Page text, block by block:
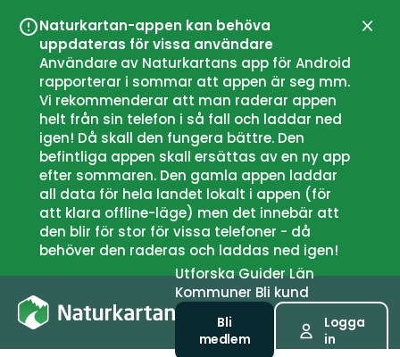
Naturkartan-appen kan behöva
uppdateras för vissa användare
Användare av Naturkartans app för Android
rapporterar i sommar att appen är seg mm.
Vi rekommenderar att man raderar appen
helt från sin telefon i så fall och laddar ned
igen! Då skall den fungera bättre. Den
befintliga appen skall ersättas av en ny app
efter sommaren. Den gamla appen laddar
all data för hela landet lokalt i appen (för
att klara offline-läge) men det innebär att
den blir för stor för vissa telefoner - då
behöver den raderas och laddas ned igen!
UtforskaGuiderLän
Kommuner Bli kund
Bli
medlem
Logga
in